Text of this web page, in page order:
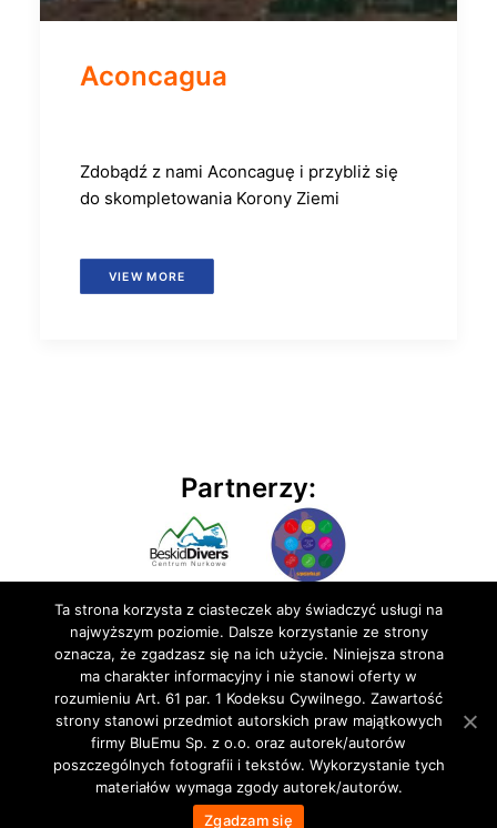
Aconcagua
Zdobądź z nami Aconcaguę i przybliż się
do skompletowania Korony Ziemi
VIEW MORE
Partnerzy:
© 2020 BluEmu sp. z o.o. Wszelkie prawa zastrzeżone
Ta strona korzysta z ciasteczek aby świadczyć usługi na
najwyższym poziomie. Dalsze korzystanie ze strony
oznacza, że zgadzasz się na ich użycie. Niniejsza strona
ma charakter informacyjny i nie stanowi oferty w
rozumieniu Art. 61 par. 1 Kodeksu Cywilnego. Zawartość
strony stanowi przedmiot autorskich praw majątkowych
firmy BluEmu Sp. z o.o. oraz autorek/autorów
poszczególnych fotografii i tekstów. Wykorzystanie tych
materiałów wymaga zgody autorek/autorów.
Zgadzam się